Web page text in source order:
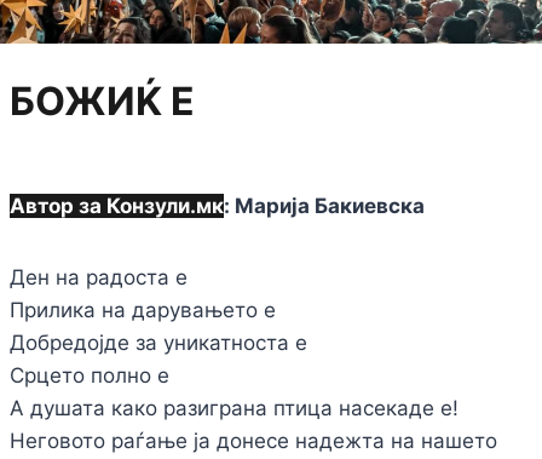
БОЖИЌ Е
Автор за Конзули.мк: Марија Бакиевска
Ден на радоста е
Прилика на дарувањето е
Добредојде за уникатноста е
Срцето полно е
А душата како разиграна птица насекаде е!
Неговото раѓање ја донесе надежта на нашето